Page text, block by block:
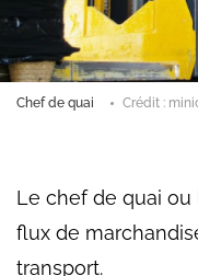
Chef de quai Crédit :
Le chef de quai ou
flux de
transport.